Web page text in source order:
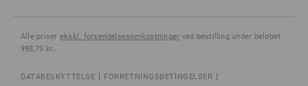
Alle priser ekskl. forsendelsesomkostninger ved bestilling under beløbet
998,75 kr..
DATABESKYTTELSE FORRETNINGSBETINGELSER